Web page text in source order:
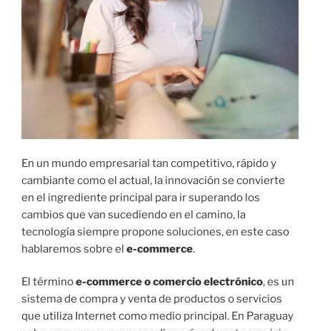
En un mundo empresarial tan competitivo, rápido y
cambiante como el actual, la innovación se convierte
en el ingrediente principal para ir superando los
cambios que van sucediendo en el camino, la
tecnología siempre propone soluciones, en este caso
hablaremos sobre el e-commerce.
El términoe-commerce o comercio electrónico, es un
sistema de compra y venta de productos o servicios
que utiliza Internet como medio principal. En Paraguay